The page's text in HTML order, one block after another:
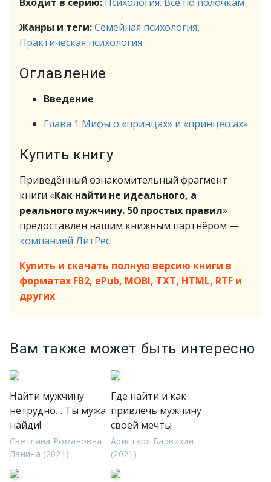
Жанры и теги:Семейная психология,
Практическая психология
Оглавление
Введение
Глава 1 Мифы о «принцах» и «принцессах»
Купить книгу
Приведённый ознакомительный фрагмент
книги «Как найти не идеального, а
реального мужчину. 50 простых правил»
предоставлен нашим книжным партнёром —
компанией ЛитРес.
Купить и скачать полную версию книги в
форматах FB2, ePub, MOBI, TXT, HTML, RTF и
других
Вам также может быть интересно
Найти мужчину
нетрудно… Ты мужа
найди!
Светлана Романовна
Ланина (2021)
Где найти и как
привлечь мужчину
своей мечты
Аристарх Барвихин
(2021)